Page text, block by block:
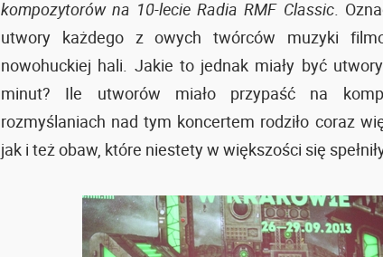
kompozytorów na 10-lecie Radia RMF Classic.
utwory każdego z owych twórców muzyki
nowohuckiej hali. Jakie to jednak miały być
minut? Ile utworów miało przypaść na
rozmyślaniach nad tym koncertem rodziło coraz
jak i też obaw, które niestety w większości się